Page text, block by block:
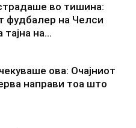
во тишина:
фудбалер на Челси
на...
ова: Очајниот
направи тоа што